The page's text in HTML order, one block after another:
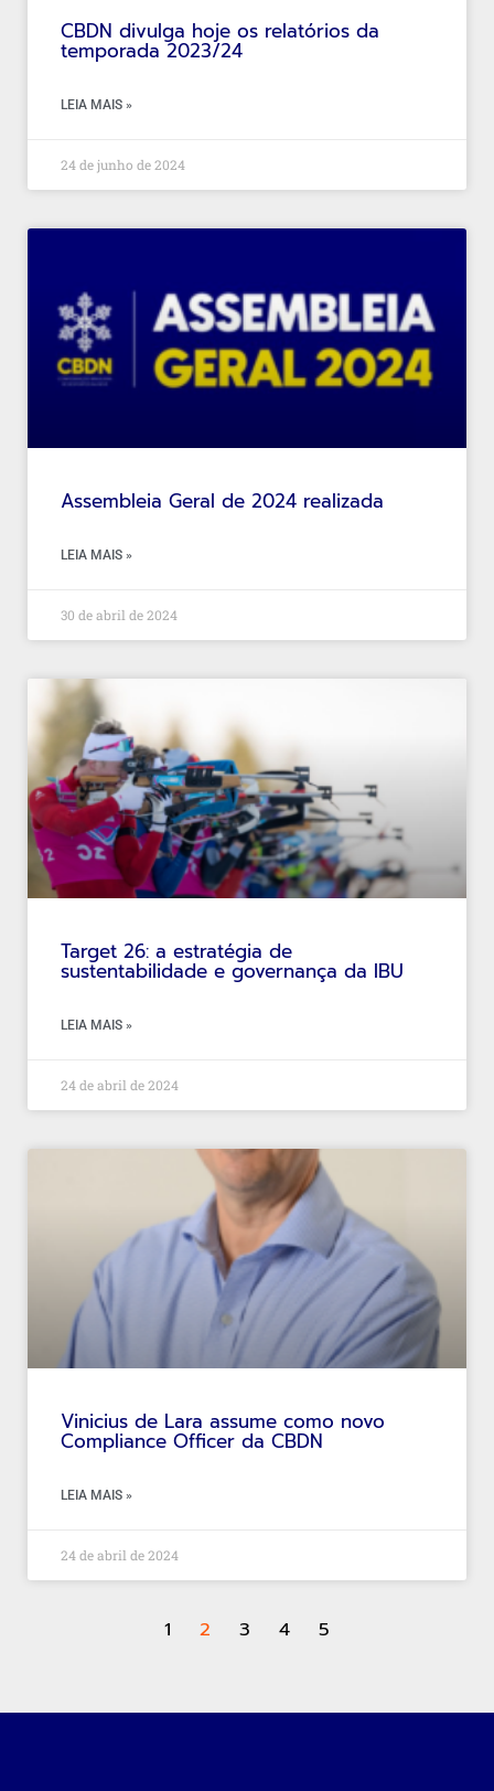
CBDN divulga hoje os relatórios da
temporada 2023/24
LEIA MAIS »
24 de junho de 2024
Assembleia Geral de 2024 realizada
LEIA MAIS »
30 de abril de 2024
Target 26: a estratégia de
sustentabilidade e governança da IBU
LEIA MAIS »
24 de abril de 2024
Vinicius de Lara assume como novo
Compliance Officer da CBDN
LEIA MAIS »
24 de abril de 2024
1 2 3 4 5